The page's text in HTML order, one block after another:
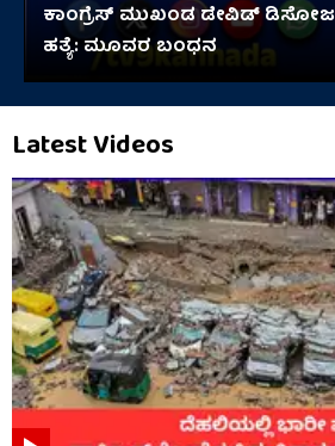
ಕಾಂಗ್ರೆಸ್ ಮುಖಂಡ ಡೇವಿಡ್ ಡಿಸೋಜ
ಹತ್ಯೆ: ಮೂವರ ಬಂಧನ
Latest Videos